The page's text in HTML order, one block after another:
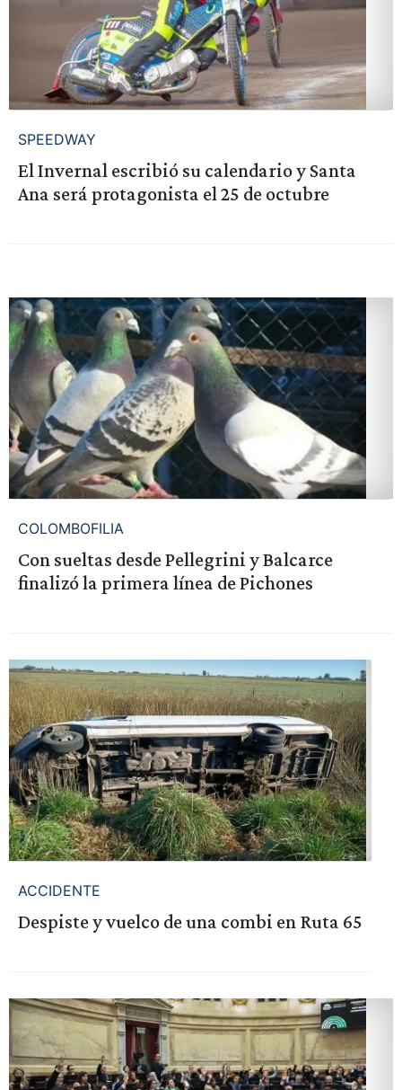
SPEEDWAY
El Invernal escribió su calendario y Santa
Ana será protagonista el 25 de octubre
COLOMBOFILIA
Con sueltas desde Pellegrini y Balcarce
finalizó la primera línea de Pichones
ACCIDENTE
Despiste y vuelco de una combi en Ruta 65